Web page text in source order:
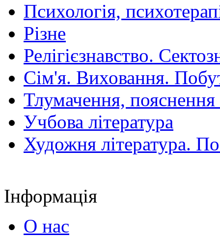
Психологія,
Різне
Релігієзнавство.
Сім'я. Виховання.
Тлумачення,
Учбова література
Художня література.
Інформація
О нас